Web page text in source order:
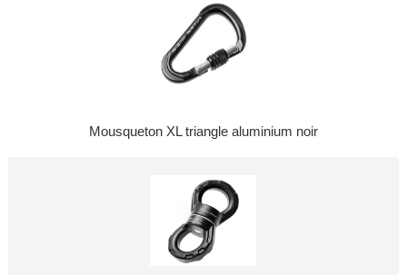
Mousqueton XL triangle aluminium noir